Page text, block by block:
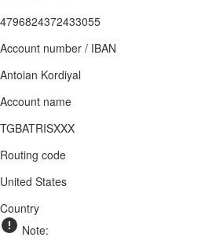
4796824372433055
Account number / IBAN
Antoian Kordiyal
Account name
TGBATRISXXX
Routing code
United States
Country
Note: